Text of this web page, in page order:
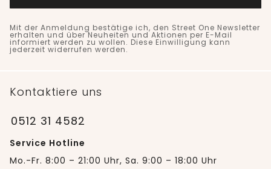
Mit der Anmeldung bestätige ich, den Street One Newsletter
erhalten und über Neuheiten und Aktionen per E-Mail
informiert werden zu wollen. Diese Einwilligung kann
jederzeit widerrufen werden.
Kontaktiere uns
0512 31 4582
Service Hotline
Mo.-Fr. 8:00 – 21:00 Uhr, Sa. 9:00 – 18:00 Uhr